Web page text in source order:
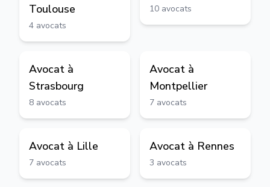
Toulouse
4 avocats
10 avocats
Avocat à
Strasbourg
8 avocats
Avocat à
Montpellier
7 avocats
Avocat à Lille
7 avocats
Avocat à Rennes
3 avocats